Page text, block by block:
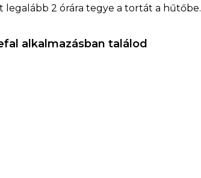
legalább 2 órára tegye a tortát a hűtőbe.
alkalmazásban találod